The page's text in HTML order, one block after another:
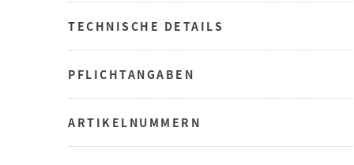
TECHNISCHE DETAILS
PFLICHTANGABEN
ARTIKELNUMMERN